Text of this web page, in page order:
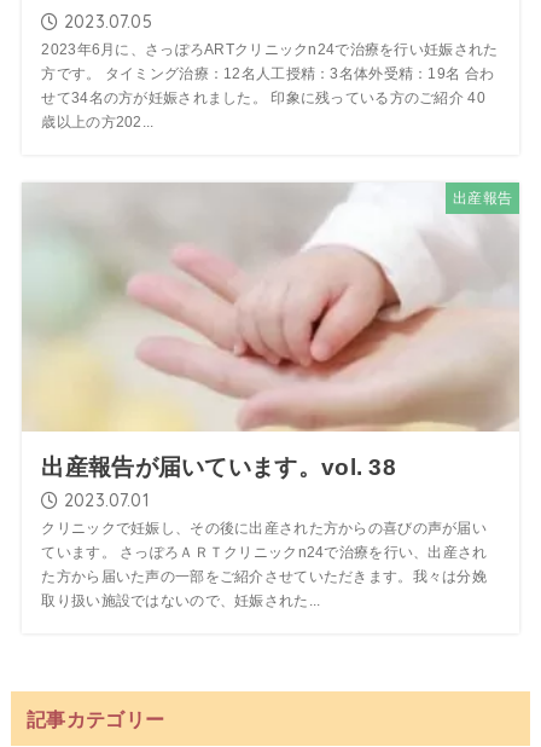
2023.07.05
2023年6月に、さっぽろARTクリニックn24で治療を行い妊娠された
方です。 タイミング治療：12名人工授精：3名体外受精：19名 合わ
せて34名の方が妊娠されました。 印象に残っている方のご紹介 40
歳以上の方202...
出産報告
出産報告が届いています。vol. 38
2023.07.01
クリニックで妊娠し、その後に出産された方からの喜びの声が届い
ています。 さっぽろＡＲＴクリニックn24で治療を行い、出産され
た方から届いた声の一部をご紹介させていただきます。我々は分娩
取り扱い施設ではないので、妊娠された...
記事カテゴリー